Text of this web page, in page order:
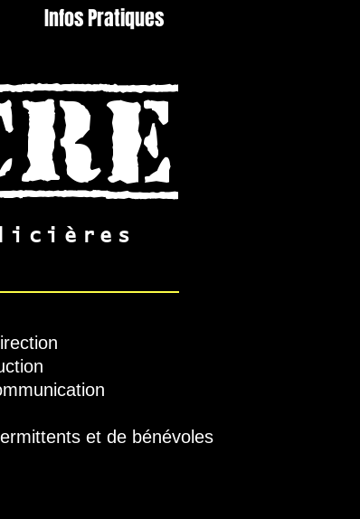
Infos Pratiques
et de bénévoles